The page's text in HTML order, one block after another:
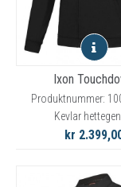
Ixon
Produktnummer:
Kevlar
kr